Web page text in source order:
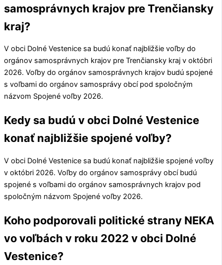
samosprávnych krajov pre Trenčiansky
kraj?
V obci Dolné Vestenice sa budú konať najbližšie voľby do
orgánov samosprávnych krajov pre Trenčiansky kraj v októbri
2026. Voľby do orgánov samosprávnych krajov budú spojené
s voľbami do orgánov samosprávy obcí pod spoločným
názvom Spojené voľby 2026.
Kedy sa budú v obci Dolné Vestenice
konať najbližšie spojené voľby?
V obci Dolné Vestenice sa budú konať najbližšie spojené voľby
v októbri 2026. Voľby do orgánov samosprávy obcí budú
spojené s voľbami do orgánov samosprávnych krajov pod
spoločným názvom Spojené voľby 2026.
Koho podporovali politické strany NEKA
vo voľbách v roku 2022 v obci Dolné
Vestenice?